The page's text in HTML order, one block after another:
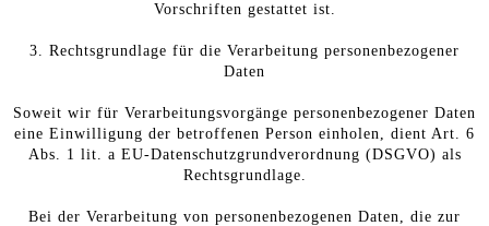
Vorschriften gestattet ist.
3. Rechtsgrundlage für die Verarbeitung personenbezogener
Daten
Soweit wir für Verarbeitungsvorgänge personenbezogener Daten
eine Einwilligung der betroffenen Person einholen, dient Art. 6
Abs. 1 lit. a EU-Datenschutzgrundverordnung (DSGVO) als
Rechtsgrundlage.
Bei der Verarbeitung von personenbezogenen Daten, die zur